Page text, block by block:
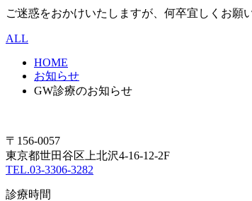
ご迷惑をおかけいたしますが、何卒宜しくお願
ALL
HOME
お知らせ
GW診療のお知らせ
〒156-0057
東京都世田谷区上北沢4-16-12‐2F
TEL.03-3306-3282
診療時間